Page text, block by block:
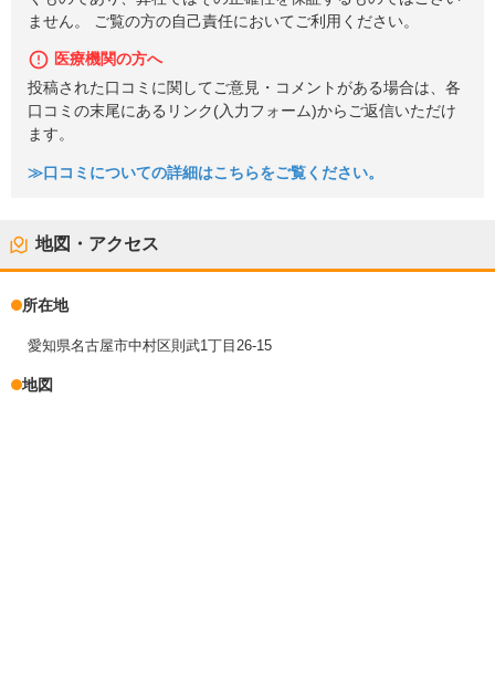
ません。 ご覧の方の自己責任においてご利用ください。
医療機関の方へ
投稿された口コミに関してご意見・コメントがある場合は、各
口コミの末尾にあるリンク(入力フォーム)からご返信いただけ
ます。
≫口コミについての詳細はこちらをご覧ください。
地図・アクセス
所在地
愛知県名古屋市中村区則武1丁目26-15
地図